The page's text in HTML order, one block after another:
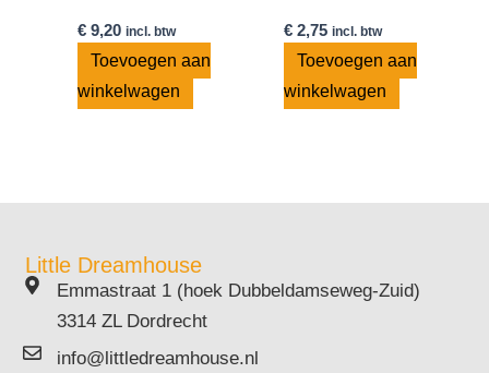
€ 9,20 incl. btw
Toevoegen aan
winkelwagen
€2,75 incl. btw
Toevoegen aan
winkelwagen
Little Dreamhouse
Emmastraat 1 (hoek Dubbeldamseweg-Zuid)
3314 ZL Dordrecht
info@littledreamhouse.nl